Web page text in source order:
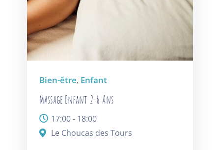
Bien-être, Enfant
Massage Enfant 2-6 Ans
17:00 - 18:00
Le Choucas des Tours